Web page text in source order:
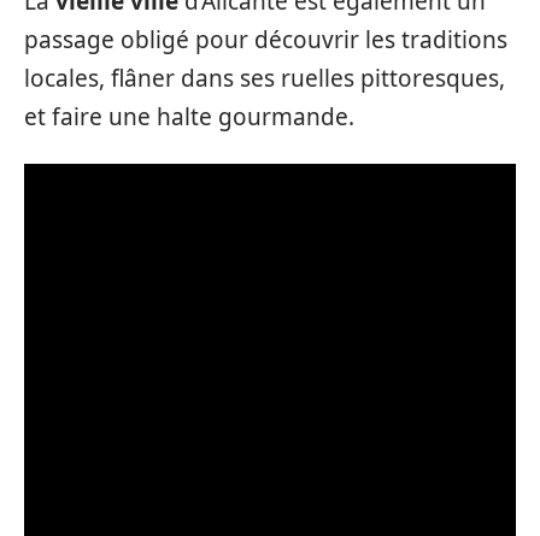
passage obligé pour découvrir les traditions
locales, flâner dans ses ruelles pittoresques,
et faire une halte gourmande.